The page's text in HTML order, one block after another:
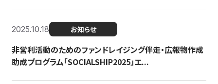
2025.10.18 お知らせ
非営利活動のためのファンドレイジング伴走・広報物作成
助成プログラム「SOCIALSHIP2025」エ...